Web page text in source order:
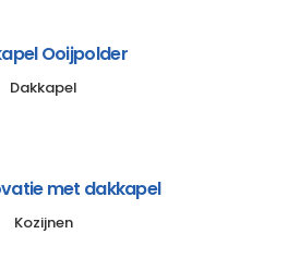
Ooijpolder
Dakkapel
met dakkapel
Kozijnen